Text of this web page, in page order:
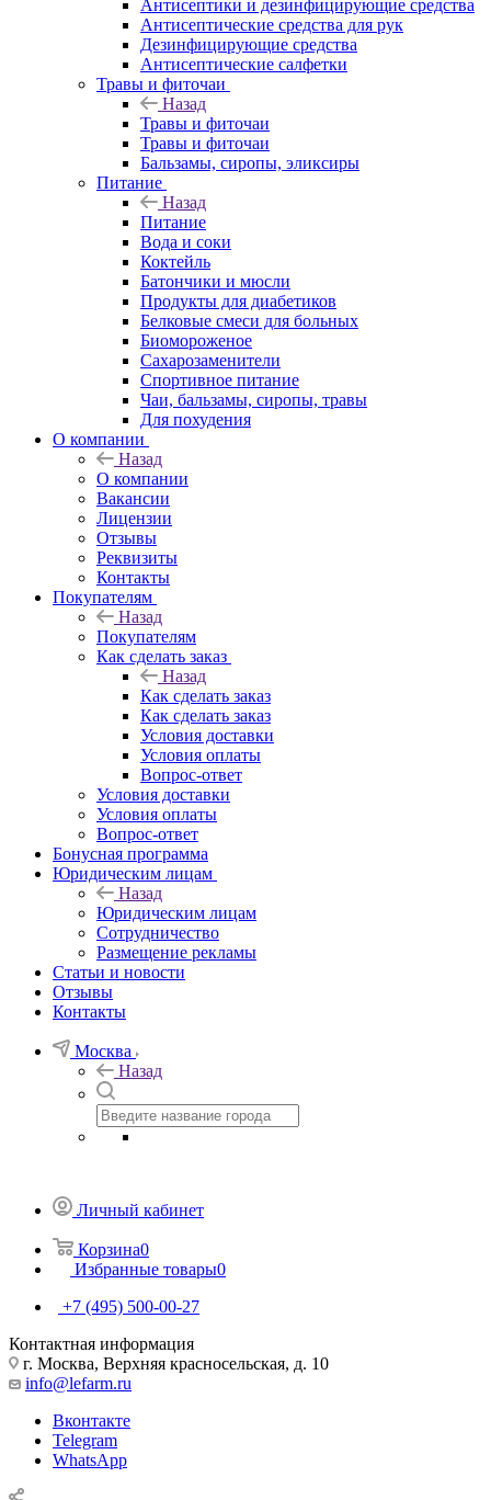
Антисептики и дезинфицирующие средства
Антисептические средства для рук
Дезинфицирующие средства
Антисептические салфетки
Травы и фиточаи
Назад
Травы и фиточаи
Травы и фиточаи
Бальзамы, сиропы, эликсиры
Питание
Назад
Питание
Вода и соки
Коктейль
Батончики и мюсли
Продукты для диабетиков
Белковые смеси для больных
Биомороженое
Сахарозаменители
Спортивное питание
Чаи, бальзамы, сиропы, травы
Для похудения
О компании
Назад
О компании
Вакансии
Лицензии
Отзывы
Реквизиты
Контакты
Покупателям
Назад
Покупателям
Как сделать заказ
Назад
Как сделать заказ
Как сделать заказ
Условия доставки
Условия оплаты
Вопрос-ответ
Условия доставки
Условия оплаты
Вопрос-ответ
Бонусная программа
Юридическим лицам
Назад
Юридическим лицам
Сотрудничество
Размещение рекламы
Статьи и новости
Отзывы
Контакты
Москва
Назад
Личный кабинет
Корзина0
Избранные товары0
+7 (495) 500-00-27
Контактная информация
г. Москва, Верхняя красносельская, д. 10
info@lefarm.ru
Вконтакте
Telegram
WhatsApp